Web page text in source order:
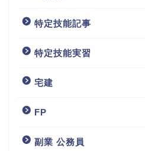
特定技能記事
特定技能実習
宅建
FP
副業 公務員